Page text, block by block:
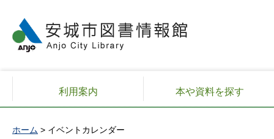
安城市図書情報館
利用案内 本や資料を探す
ホーム > イベントカレンダー